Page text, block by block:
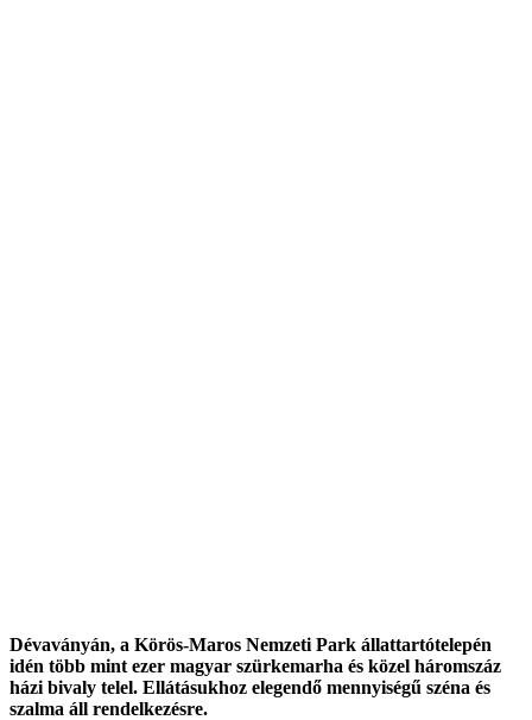
Dévaványán, a Körös-Maros Nemzeti Park állattartótelepén
idén több mint ezer magyar szürkemarha és közel háromszáz
házi bivaly telel. Ellátásukhoz elegendő mennyiségű széna és
szalma áll rendelkezésre.